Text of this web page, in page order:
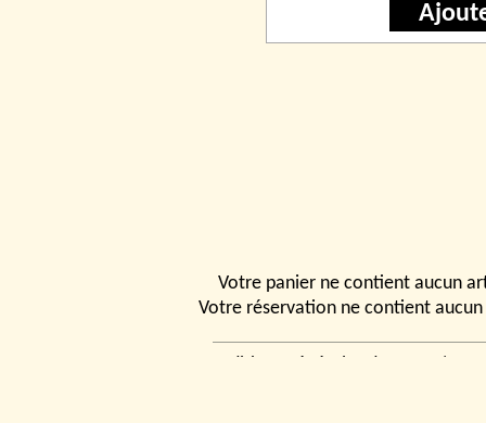
Votre panier ne contient aucun
Votre réservation ne contient